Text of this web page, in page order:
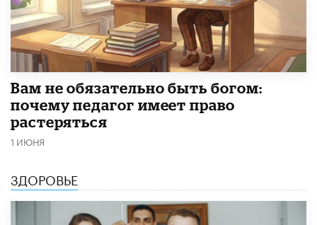
​Вам не обязательно быть богом:
почему педагог имеет право
растеряться
1 ИЮНЯ
ЗДОРОВЬЕ